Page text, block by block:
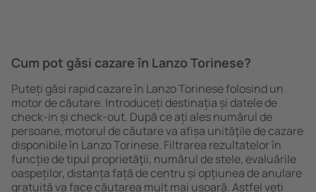
Cum pot găsi cazare în Lanzo Torinese?
Puteți găsi rapid cazare în Lanzo Torinese folosind un
motor de căutare. Introduceți destinația și datele de
check-in și check-out. După ce ați ales numărul de
persoane, motorul de căutare va afișa unităţile de cazare
disponibile în Lanzo Torinese. Filtrarea rezultatelor în
funcție de tipul proprietăţii, numărul de stele, evaluările
oaspeților, distanța față de centru și opțiunea de anulare
gratuită va face căutarea mult mai ușoară. Astfel veți